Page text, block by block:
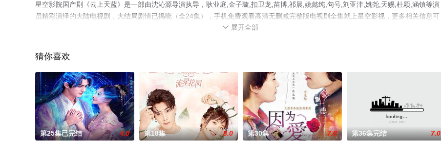
星空影院国产剧《云上天蓝》是一部由沈沁源导演执导，耿业庭,金子璇,扣卫龙,苗博,祁晨,姚懿纯,句号,刘亚津,姚尧,天赐,杜颖,涵镇等演
员精彩演绎的大陆电视剧，大结局剧情已揭晓（全24集），手机免费观看高清无删减完整版电视剧全集就上星空影视，更多相关信息可
 展开全部
猜你喜欢
第25集已完结 4.0 第18集 8.0 第30集 7.0 第36集完结 7.0